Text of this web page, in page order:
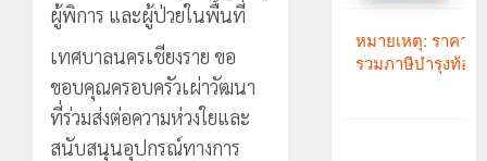
ผู้พิการ และผู้ป่วยในพื้นที่
เทศบาลนครเชียงราย ขอ
ขอบคุณครอบครัวเผ่าวัฒนา
ที่ร่วมส่งต่อความห่วงใยและ
สนับสนุนอุปกรณ์ทางการ